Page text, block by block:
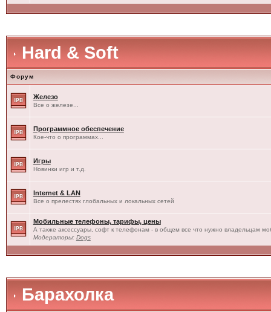
Hard & Soft
Форум
Железо
Все о железе...
Программное обеспечение
Кое-что о программах...
Игры
Новинки игр и т.д.
Internet & LAN
Все о прелестях глобальных и локальных сетей
Мобильные телефоны, тарифы, цены
А также аксессуары, софт к телефонам - в общем все что нужно владельцам
Модераторы: Dogs
Барахолка